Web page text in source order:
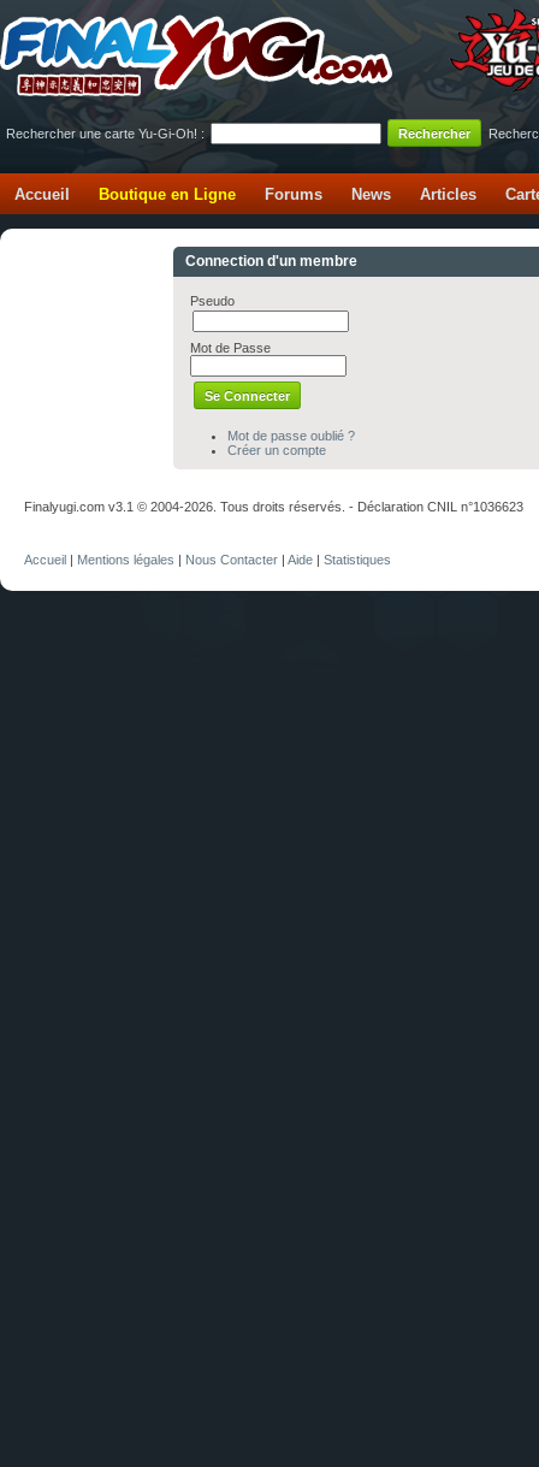
Rechercher une carte Yu-Gi-Oh! :
Accueil Boutique en Ligne Forums News Articles
Connection d'un membre
Pseudo
Mot de Passe
Mot de passe oublié ?
Créer un compte
Finalyugi.com v3.1 © 2004-2026. Tous droits réservés. - Déclaration CNIL n°1036623
Accueil | Mentions légales | Nous Contacter | Aide | Statistiques